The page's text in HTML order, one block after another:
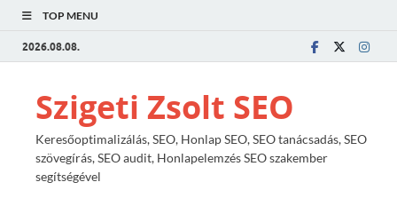
TOP MENU
2026.08.08.
Szigeti Zsolt SEO
Keresőoptimalizálás, SEO, Honlap SEO, SEO tanácsadás, SEO
szövegírás, SEO audit, Honlapelemzés SEO szakember
segítségével